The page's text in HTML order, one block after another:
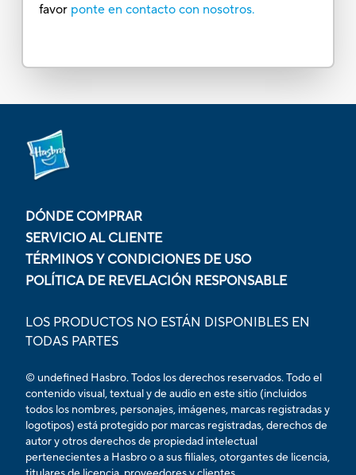
favor ponte en contacto con nosotros.
DÓNDE COMPRAR
SERVICIO AL CLIENTE
TÉRMINOS Y CONDICIONES DE USO
POLÍTICA DE REVELACIÓN RESPONSABLE
LOS PRODUCTOS NO ESTÁN DISPONIBLES EN
TODAS PARTES
© undefined Hasbro. Todos los derechos reservados. Todo el
contenido visual, textual y de audio en este sitio (incluidos
todos los nombres, personajes, imágenes, marcas registradas y
logotipos) está protegido por marcas registradas, derechos de
autor y otros derechos de propiedad intelectual
pertenecientes a Hasbro o a sus filiales, otorgantes de licencia,